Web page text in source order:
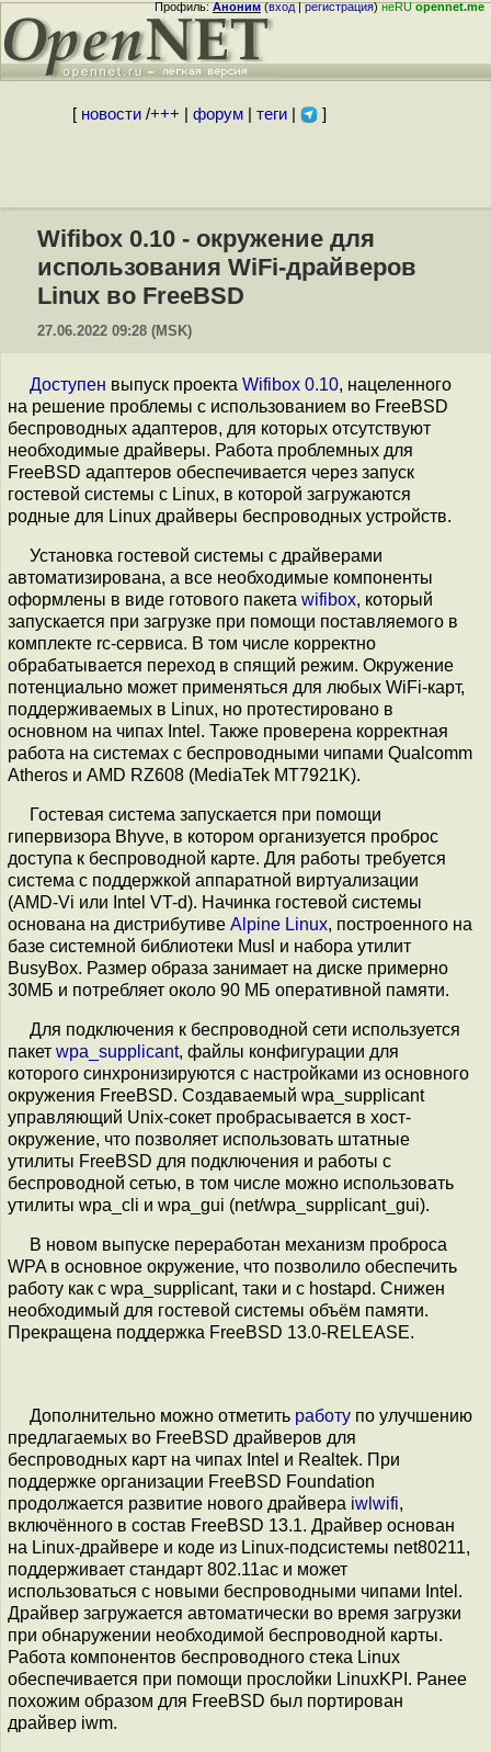
Профиль:Аноним(вход|регистрация)неRUopennet.me
[ новости/+++ форум| теги| ]
Wifibox 0.10 - окружение для
использования WiFi-драйверов
Linux во FreeBSD
27.06.2022 09:28 (MSK)
Доступен выпуск проекта Wifibox 0.10, нацеленного
на решение проблемы с использованием во FreeBSD
беспроводных адаптеров, для которых отсутствуют
необходимые драйверы. Работа проблемных для
FreeBSD адаптеров обеспечивается через запуск
гостевой системы с Linux, в которой загружаются
родные для Linux драйверы беспроводных устройств.
Установка гостевой системы с драйверами
автоматизирована, а все необходимые компоненты
оформлены в виде готового пакета wifibox, который
запускается при загрузке при помощи поставляемого в
комплекте rc-сервиса. В том числе корректно
обрабатывается переход в спящий режим. Окружение
потенциально может применяться для любых WiFi-карт,
поддерживаемых в Linux, но протестировано в
основном на чипах Intel. Также проверена корректная
работа на системах с беспроводными чипами Qualcomm
Atheros и AMD RZ608 (MediaTek MT7921K).
Гостевая система запускается при помощи
гипервизора Bhyve, в котором организуется проброс
доступа к беспроводной карте. Для работы требуется
система с поддержкой аппаратной виртуализации
(AMD-Vi или Intel VT-d). Начинка гостевой системы
основана на дистрибутиве Alpine Linux, построенного на
базе системной библиотеки Musl и набора утилит
BusyBox. Размер образа занимает на диске примерно
30МБ и потребляет около 90 МБ оперативной памяти.
Для подключения к беспроводной сети используется
пакет wpa_supplicant, файлы конфигурации для
которого синхронизируются с настройками из основного
окружения FreeBSD. Создаваемый wpa_supplicant
управляющий Unix-сокет пробрасывается в хост-
окружение, что позволяет использовать штатные
утилиты FreeBSD для подключения и работы с
беспроводной сетью, в том числе можно использовать
утилиты wpa_cli и wpa_gui (net/wpa_supplicant_gui).
В новом выпуске переработан механизм проброса
WPA в основное окружение, что позволило обеспечить
работу как с wpa_supplicant, таки и с hostapd. Снижен
необходимый для гостевой системы объём памяти.
Прекращена поддержка FreeBSD 13.0-RELEASE.
Дополнительно можно отметить работу по улучшению
предлагаемых во FreeBSD драйверов для
беспроводных карт на чипах Intel и Realtek. При
поддержке организации FreeBSD Foundation
продолжается развитие нового драйвера iwlwifi,
включённого в состав FreeBSD 13.1. Драйвер основан
на Linux-драйвере и коде из Linux-подсистемы net80211,
поддерживает стандарт 802.11ac и может
использоваться с новыми беспроводными чипами Intel.
Драйвер загружается автоматически во время загрузки
при обнаружении необходимой беспроводной карты.
Работа компонентов беспроводного стека Linux
обеспечивается при помощи прослойки LinuxKPI. Ранее
похожим образом для FreeBSD был портирован
драйвер iwm.